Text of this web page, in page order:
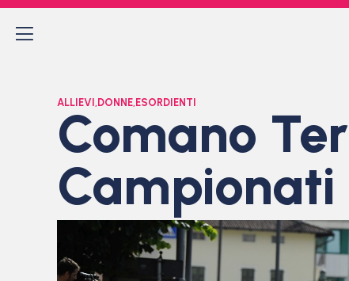
ALLIEVI , DONNE, ESORDIENTI
Comano